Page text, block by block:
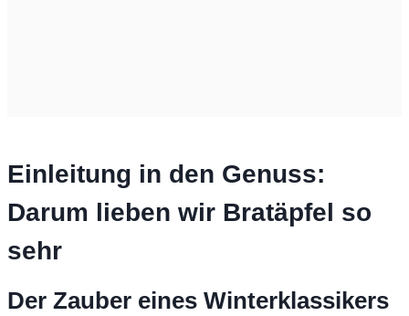
Einleitung in den Genuss:
Darum lieben wir Bratäpfel so
sehr
Der Zauber eines Winterklassikers